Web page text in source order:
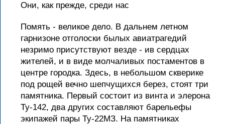
Они, как прежде, среди нас
Помять - великое дело. В дальнем летном
гарнизоне отголоски былых авиатрагедий
незримо присутствуют везде - ив сердцах
жителей, и в виде молчаливых постаментов в
центре городка. Здесь, в небольшом скверике
под рощей вечно шепчущихся берез, стоят три
памятника. Первый состоит из винта и элерона
Ту-142, два других составляют барельефы
экипажей пары Ту-22МЗ. На памятниках